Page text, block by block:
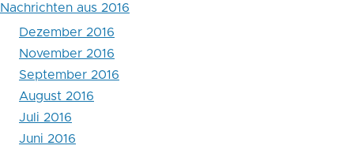
Nachrichten aus 2016
Dezember 2016
November 2016
September 2016
August 2016
Juli 2016
Juni 2016